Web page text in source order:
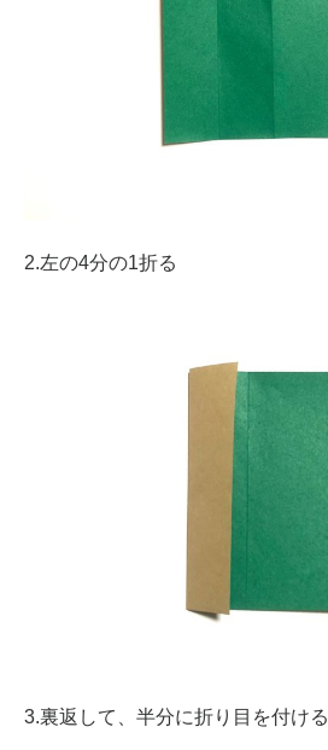
2.左の4分の1折る
3.裏返して、半分に折り目を付ける